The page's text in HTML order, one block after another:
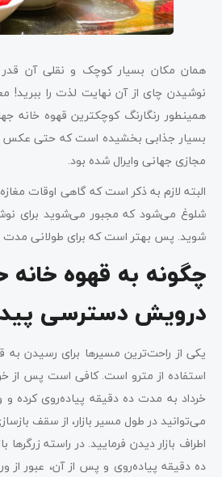
همان مکان بسیار کوچک و نقلی آن قدر
نوشیدن چای از آن نهایت لذت را ببرید!
همینطور رنگارنگ کوچکترین قهوه خانه
بسیار جذابی بخشیده است که حتی عکس
مجازی جهانی وایرال شده بود.
البته لازم به ذکر است که گاهی اوقات
شلوغ می‌شود که مجبور می‌شوید برای
شوید. پس بهتر است که برای طولانی مدت
چگونه به قهوه خانه
درویش دسترسی
یکی از راحت‌ترین مسیرها برای رسیدن
استفاده از مترو است. کافی‌ است پس از
خرداد به مدت ده دقیقه پیاده‌روی کرده و
می‌توانید در طول مسیر بازار، از سقف
اطراف بازار دیدن فرمایید. در راسته زرگرها
ده دقیقه پیاده‌روی و پس از آن، عبور از